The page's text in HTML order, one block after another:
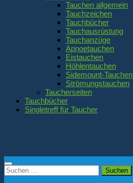
Tauchen allgemein
Tauchzeichen
Tauchbücher
Tauchausrüstung
Tauchanzüge
Apnoetauchen
Eistauchen
Höhlentauchen
Sidemount-Tauchen
Strömungstauchen
Taucherseiten
Tauchbücher
Singletreff für Taucher
Suchen
nach: